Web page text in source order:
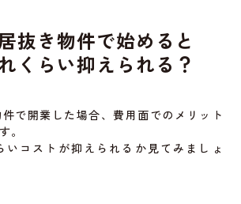
そのまま使えるから
抜き物件で始めると
くらい抑えられる？
で開業した場合、費用面でのメリット
。
いコストが抑えられるか見てみましょ